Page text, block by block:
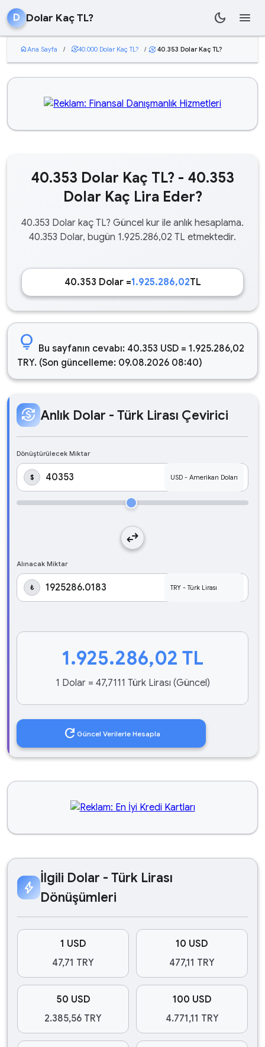
D Dolar Kaç TL? dark_mode menu
homeAna Sayfa / currency_exchange40.000 Dolar Kaç TL? / currency_exchange 40.353 Dolar Kaç TL?
40.353 Dolar Kaç TL? - 40.353
Dolar Kaç Lira Eder?
40.353 Dolar kaç TL? Güncel kur ile anlık hesaplama.
40.353 Dolar, bugün 1.925.286,02 TL etmektedir.
40.353 Dolar =1.925.286,02TL
lightbulb Bu sayfanın cevabı: 40.353 USD = 1.925.286,02
TRY. (Son güncelleme: 09.08.2026 08:40)
currency_exchange Anlık Dolar - Türk Lirası Çevirici
Dönüştürülecek Miktar
$
swap_horiz
Alınacak Miktar
₺
1.925.286,02 TL
1 Dolar = 47,7111 Türk Lirası (Güncel)
refresh Güncel Verilerle Hesapla
bolt
İlgili Dolar - Türk Lirası
Dönüşümleri
1 USD
47,71 TRY
10 USD
477,11 TRY
50 USD
2.385,56 TRY
100 USD
4.771,11 TRY